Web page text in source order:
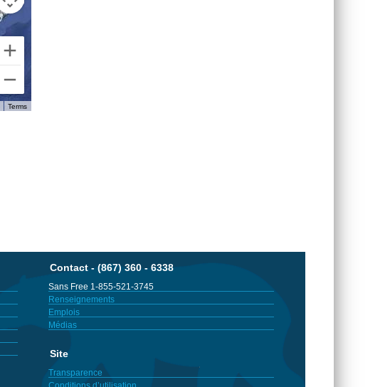
Terms
Contact - (867) 360 - 6338
Sans Free 1-855-521-3745
Renseignements
Emplois
Médias
Site
Transparence